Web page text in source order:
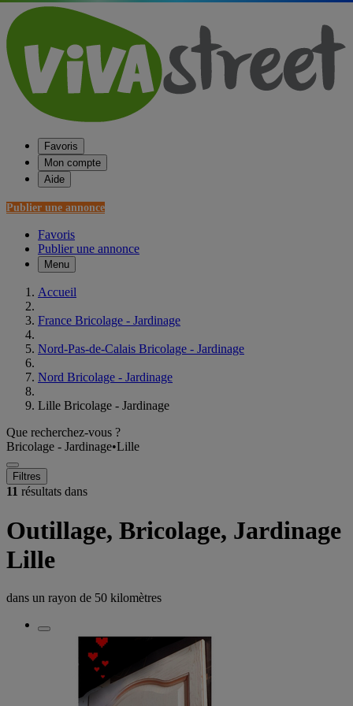
Favoris
Mon compte
Aide
Publier une annonce
Favoris
Publier une annonce
Menu
Accueil
France Bricolage - Jardinage
Nord-Pas-de-Calais Bricolage - Jardinage
Nord Bricolage - Jardinage
Lille Bricolage - Jardinage
Que recherchez-vous ?
Bricolage - Jardinage•Lille
Filtres
11 résultats dans
Outillage, Bricolage, Jardinage
Lille
dans un rayon de 50 kilomètres